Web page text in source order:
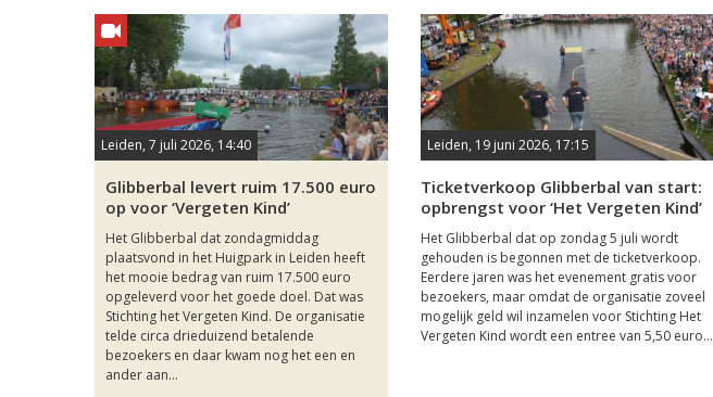
Inklappen
Leiden, 7 juli 2026, 14:40
Glibberbal levert ruim 17.500 euro
op voor ‘Vergeten Kind’
Het Glibberbal dat zondagmiddag
plaatsvond in het Huigpark in Leiden heeft
het mooie bedrag van ruim 17.500 euro
opgeleverd voor het goede doel. Dat was
Stichting het Vergeten Kind. De organisatie
telde circa drieduizend betalende
bezoekers en daar kwam nog het een en
ander aan...
Leiden, 19 juni 2026, 17:15
Ticketverkoop Glibberbal van start:
opbrengst voor ‘Het Vergeten Kind’
Het Glibberbal dat op zondag 5 juli wordt
gehouden is begonnen met de ticketverkoop.
Eerdere jaren was het evenement gratis voor
bezoekers, maar omdat de organisatie zoveel
mogelijk geld wil inzamelen voor Stichting Het
Vergeten Kind wordt een entree van 5,50 euro...